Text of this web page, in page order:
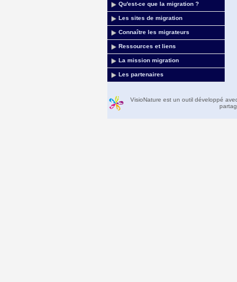
Qu'est-ce que la migration ?
Les sites de migration
Connaître les migrateurs
Ressources et liens
La mission migration
Les partenaires
VisioNature est un outil développé